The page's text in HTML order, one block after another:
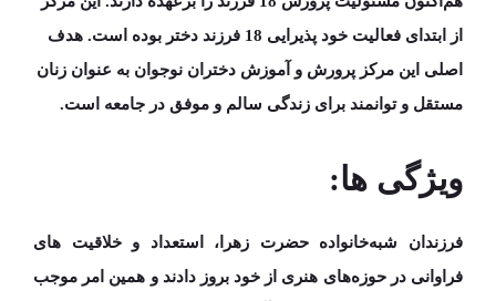
از ابتدای فعالیت خود پذیرایی
بوده است. هدف
اصلی این مرکز پرورش و آموزش دختران نوجوان به عنوان زنان
مستقل و توانمند برای زندگی سالم و موفق در جامعه است.
ویژگی ها:
فرزندان شبه­‌خانواده حضرت زهرا، استعداد و خلاقیت های
فراوانی در حوزه‌­های هنری از خود بروز دادند و همین امر موجب